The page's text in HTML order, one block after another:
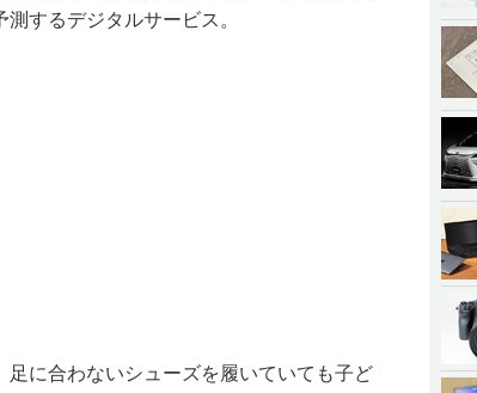
するデジタルサービス。
に合わないシューズを履いていても子ど